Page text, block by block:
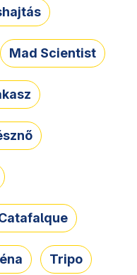
Mad Scientist
Tripo